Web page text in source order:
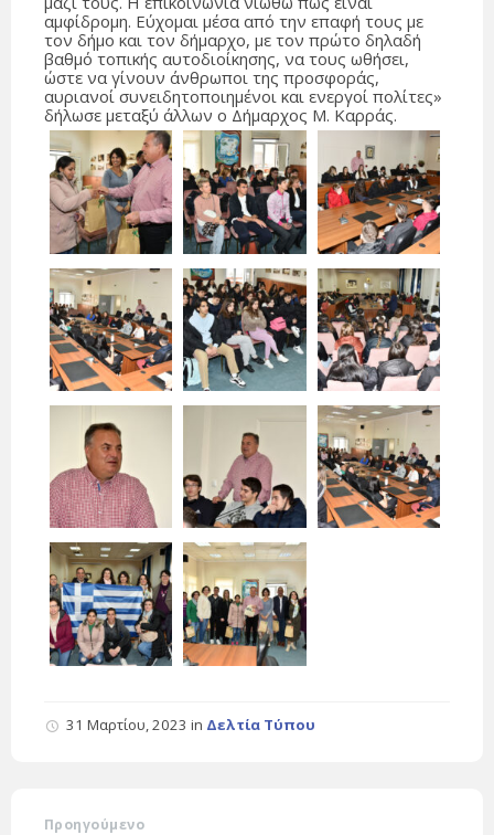
αμφίδρομη. Εύχομαι μέσα από την επαφή τους με
τον δήμο και τον δήμαρχο, με τον πρώτο δηλαδή
βαθμό τοπικής αυτοδιοίκησης, να τους ωθήσει,
ώστε να γίνουν άνθρωποι της προσφοράς,
αυριανοί συνειδητοποιημένοι και ενεργοί πολίτες»
δήλωσε μεταξύ άλλων ο Δήμαρχος Μ. Καρράς.
31 Μαρτίου, 2023 in Δελτία Τύπου
Προηγούμενο